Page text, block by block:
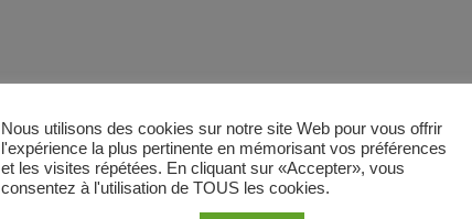
Nous utilisons des cookies sur notre site Web pour vous offrir
l'expérience la plus pertinente en mémorisant vos préférences
et les visites répétées. En cliquant sur «Accepter», vous
consentez à l'utilisation de TOUS les cookies.